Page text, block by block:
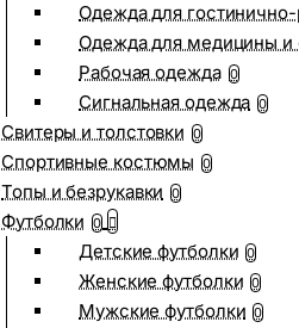
Одежда для
Одежда для медицины и
Рабочая одежда 0
Сигнальная одежда 0
Свитеры и толстовки 0
Спортивные костюмы 0
Топы и безрукавки 0
Футболки 0
Детские футболки 0
Женские футболки 0
Мужские футболки 0